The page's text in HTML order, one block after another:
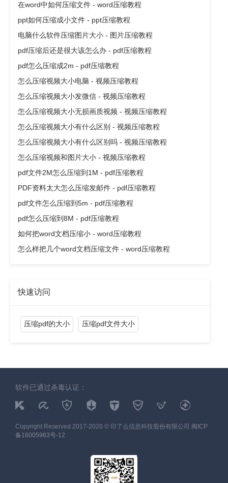
在word中如何压缩文件 - word压缩教程
ppt如何压缩成小文件 - ppt压缩教程
电脑什么软件压缩图片大小 - 图片压缩教程
pdf压缩后还是很大该怎么办 - pdf压缩教程
pdf怎么压缩成2m - pdf压缩教程
怎么压缩视频大小电脑 - 视频压缩教程
怎么压缩视频大小发微信 - 视频压缩教程
怎么压缩视频大小无损画质视频 - 视频压缩教程
怎么压缩视频大小有什么区别 - 视频压缩教程
怎么压缩视频大小有什么区别吗 - 视频压缩教程
怎么压缩视频和图片大小 - 视频压缩教程
pdf文件2M怎么压缩到1M - pdf压缩教程
PDF资料太大怎么压缩发邮件 - pdf压缩教程
pdf文件怎么压缩到5m - pdf压缩教程
pdf怎么压缩到8M - pdf压缩教程
如何把word文档压缩小 - word压缩教程
怎么样把几个word文档压缩文件 - word压缩教程
快速访问
压缩pdf的大小 压缩pdf文件大小
软件已通过杀毒认证：
Copyright Reserved 2017-2020 © 印了么信息科技股份有限公司 闽ICP
备16005963号-12